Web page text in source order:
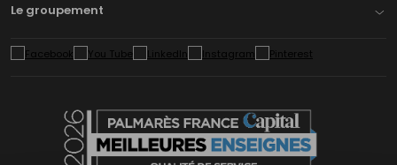
Le groupement